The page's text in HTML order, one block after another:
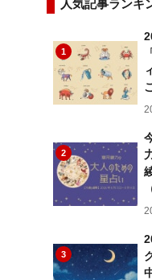
人気記事ランキ
1
2
3